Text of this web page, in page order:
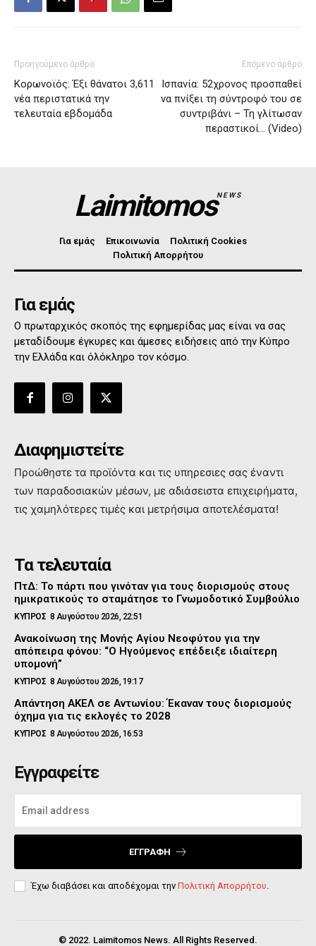
Προηγούμενο άρθρο
Κορωνοϊός: Έξι θάνατοι 3,611
νέα περιστατικά την
τελευταία εβδομάδα
Επόμενο άρθρο
Ισπανία: 52χρονος προσπαθεί
να πνίξει τη σύντροφό του σε
συντριβάνι – Τη γλίτωσαν
περαστικοί… (Video)
LaimitomosNEWS
Για εμάς Επικοινωνία
Πολιτική Cookies
Πολιτική Απορρήτου
Για εμάς
Ο πρωταρχικός σκοπός της εφημερίδας μας είναι να σας
μεταδίδουμε έγκυρες και άμεσες ειδήσεις από την Κύπρο
την Ελλάδα και όλόκληρο τον κόσμο.
Διαφημιστείτε
Προώθηστε τα προϊόντα και τις υπηρεσιες σας έναντι
των παραδοσιακών μέσων, με αδιάσειστα επιχειρήματα,
τις χαμηλότερες τιμές και μετρήσιμα αποτελέσματα!
Τα τελευταία
ΠτΔ: Το πάρτι που γινόταν για τους διορισμούς στους
ημικρατικούς το σταμάτησε το Γνωμοδοτικό Συμβούλιο
ΚΥΠΡΟΣ 8 Αυγούστου 2026, 22:51
Ανακοίνωση της Μονής Αγίου Νεοφύτου για την
απόπειρα φόνου: “Ο Ηγούμενος επέδειξε ιδιαίτερη
υπομονή”
ΚΥΠΡΟΣ 8 Αυγούστου 2026, 19:17
Απάντηση ΑΚΕΛ σε Αντωνίου: Έκαναν τους διορισμούς
όχημα για τις εκλογές το 2028
ΚΥΠΡΟΣ 8 Αυγούστου 2026, 16:53
Εγγραφείτε
ΕΓΓΡΑΦΉ
Έχω διαβάσει και αποδέχομαι την Πολιτική Απορρήτου.
© 2022. Laimitomos News. All Rights Reserved.